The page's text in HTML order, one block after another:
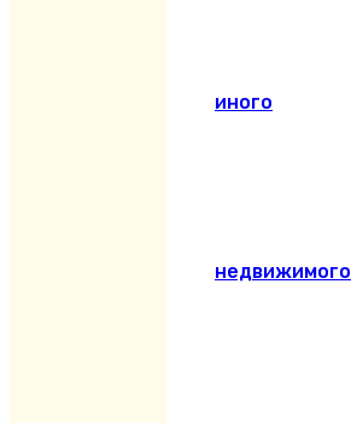
иного
недвижимого